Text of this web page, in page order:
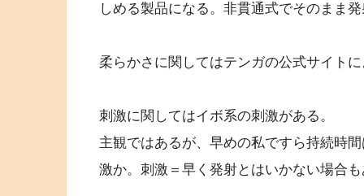
しめる製品になる。非貫通式でそのまま
柔らかさに関してはテンガの公式サイト
刺激に関してはイボ系の刺激がある。
主観ではあるが、早めの私ですら持続時
激か。刺激＝早く発射とはいかない場合